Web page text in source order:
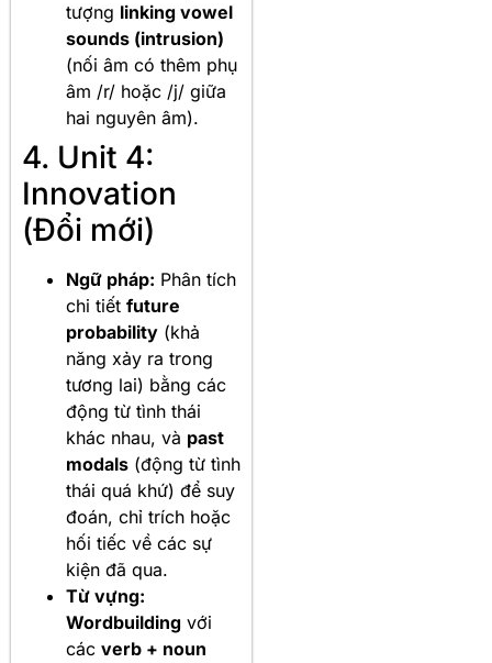
tượng linking vowel
sounds (intrusion)
(nối âm có thêm phụ
âm /r/ hoặc /j/ giữa
hai nguyên âm).
4. Unit 4:
Innovation
(Đổi mới)
Ngữ pháp: Phân tích
chi tiết future
probability (khả
năng xảy ra trong
tương lai) bằng các
động từ tình thái
khác nhau, và past
modals (động từ tình
thái quá khứ) để suy
đoán, chỉ trích hoặc
hối tiếc về các sự
kiện đã qua.
Từ vựng:
Wordbuilding với
các verb + noun